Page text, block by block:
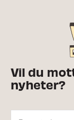
Vil du
nyheter?